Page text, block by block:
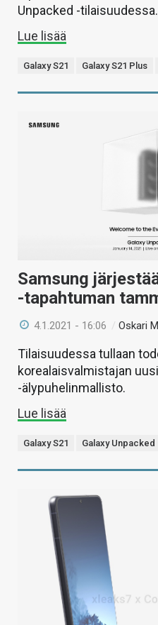
Unpacked -tilaisuudessa.
Lue lisää
Galaxy S21 Galaxy S21 Plus
Samsung
-tapahtuman
4.1.2021 - 16:06 /Oskari
Tilaisuudessa tullaan
korealaisvalmistajan
-älypuhelinmallisto.
Lue lisää
Galaxy S21 Galaxy Unpacked